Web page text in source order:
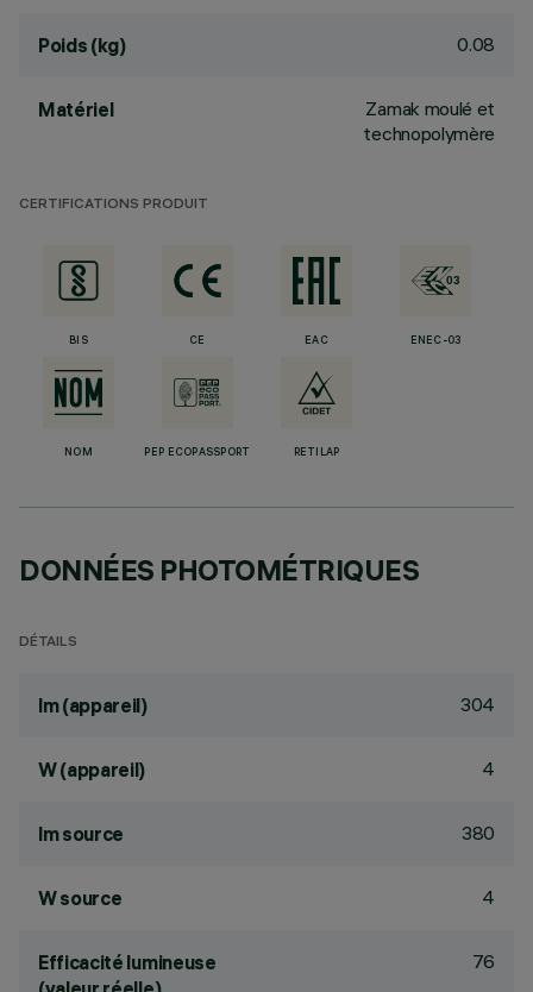
Poids (kg) 0.08
Matériel
Zamak moulé et
technopolymère
CERTIFICATIONS PRODUIT
BIS CE EAC ENEC-03
NOM PEP ECOPASSPORT RETILAP
DONNÉES PHOTOMÉTRIQUES
DÉTAILS
lm (appareil) 304
W (appareil) 4
lm source 380
W source 4
Efficacité lumineuse
76